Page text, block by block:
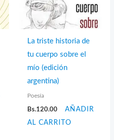
La triste historia de
tu cuerpo sobre el
mío (edición
argentina)
Poesía
Bs.120.00
AÑADIR
AL CARRITO